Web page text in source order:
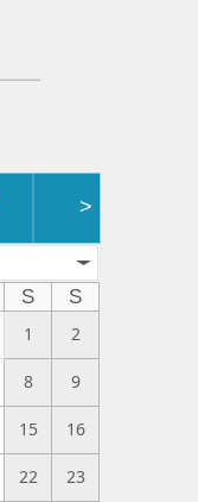
>
S
S
1
2
8 9
15 16
22 23